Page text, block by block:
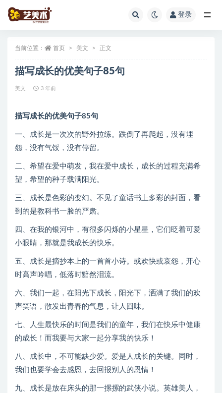
登录
当前位置： 首页 美文 正文
描写成长的优美句子85句
美文 3 年前
描写成长的优美句子85句
一、成长是一次次的野外拉练。跌倒了再爬起，没有埋
怨，没有气馁，没有停留。
二、希望在爱中萌发，我在爱中成长，成长的过程充满希
望，希望的种子载满阳光。
三、成长是色彩的变幻。不见了童话书上多彩的封面，看
到的是教科书一脸的严肃。
四、在我的银河中，有很多闪烁的小星星，它们眨着可爱
小眼睛，那就是我成长的快乐。
五、成长是摘抄本上的一首首小诗。或欢快或哀怨，开心
时高声吟唱，低落时黯然泪流。
六、我们一起，在阳光下成长，阳光下，洒满了我们的欢
声笑语，散发出青春的气息，让人回味。
七、人生最快乐的时间是我们的童年，我们在快乐中健康
的成长！而我要与大家一起分享我的快乐！
八、成长中，不可能缺少爱。爱是人成长的关键。同时，
我们也要学会去感恩，去回报别人的恩情！
九、成长是放在床头的那一摞摞的武侠小说。英雄美人，